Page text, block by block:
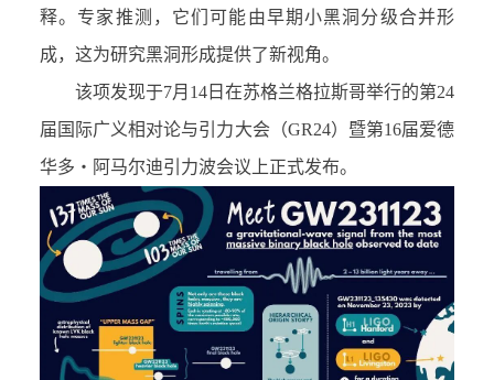
释。专家推测，它们可能由早期小黑洞分级合并形
成，这为研究黑洞形成提供了新视角。
该项发现于7月 14 日在苏格兰格拉斯哥举行的第24
届国际广义相对论与引力大会（GR24）暨第16届爱德
华多・阿马尔迪引力波会议上正式发布。